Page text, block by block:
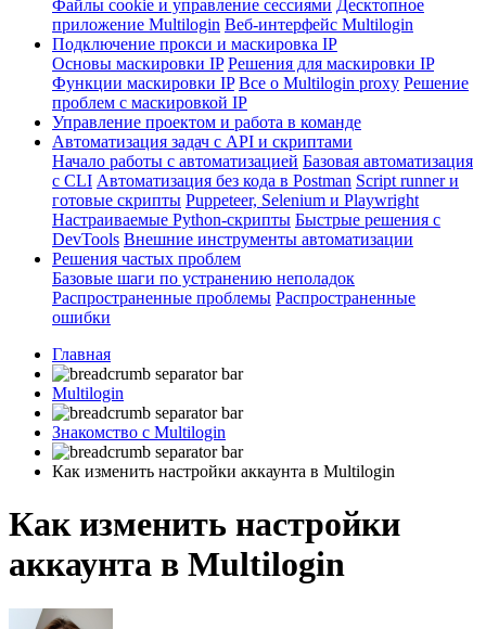
Файлы cookie и управление сессиями Десктопное
приложение Multilogin Веб-интерфейс Multilogin
Подключение прокси и маскировка IP
Основы маскировки IP Решения для маскировки IP
Функции маскировки IP Все о Multilogin proxy Решение
проблем с маскировкой IP
Управление проектом и работа в команде
Автоматизация задач с API и скриптами
Начало работы с автоматизацией Базовая автоматизация
с CLI Автоматизация без кода в Postman Script runner и
готовые скрипты Puppeteer, Selenium и Playwright
Настраиваемые Python-скрипты Быстрые решения с
DevTools Внешние инструменты автоматизации
Решения частых проблем
Базовые шаги по устранению неполадок
Распространенные проблемы Распространенные
ошибки
Главная
Multilogin
Знакомство с Multilogin
Как изменить настройки аккаунта в Multilogin
Как изменить настройки
аккаунта в Multilogin